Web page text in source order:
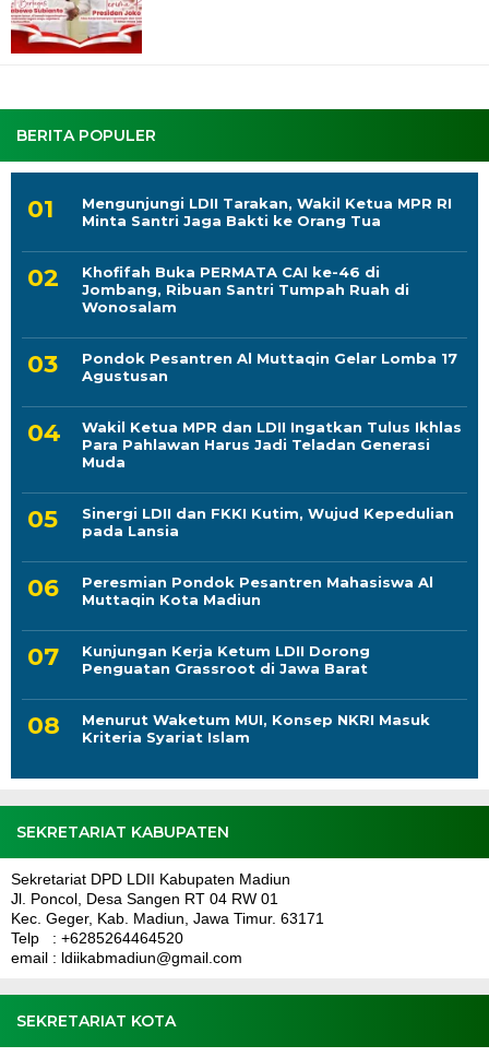
BERITA POPULER
Mengunjungi LDII Tarakan, Wakil Ketua MPR RI
Minta Santri Jaga Bakti ke Orang Tua
Khofifah Buka PERMATA CAI ke-46 di
Jombang, Ribuan Santri Tumpah Ruah di
Wonosalam
Pondok Pesantren Al Muttaqin Gelar Lomba 17
Agustusan
Wakil Ketua MPR dan LDII Ingatkan Tulus Ikhlas
Para Pahlawan Harus Jadi Teladan Generasi
Muda
Sinergi LDII dan FKKI Kutim, Wujud Kepedulian
pada Lansia
Peresmian Pondok Pesantren Mahasiswa Al
Muttaqin Kota Madiun
Kunjungan Kerja Ketum LDII Dorong
Penguatan Grassroot di Jawa Barat
Menurut Waketum MUI, Konsep NKRI Masuk
Kriteria Syariat Islam
SEKRETARIAT KABUPATEN
Sekretariat DPD LDII Kabupaten Madiun
Jl. Poncol, Desa Sangen RT 04 RW 01
Kec. Geger, Kab. Madiun, Jawa Timur. 63171
Telp : +6285264464520
email : ldiikabmadiun@gmail.com
SEKRETARIAT KOTA